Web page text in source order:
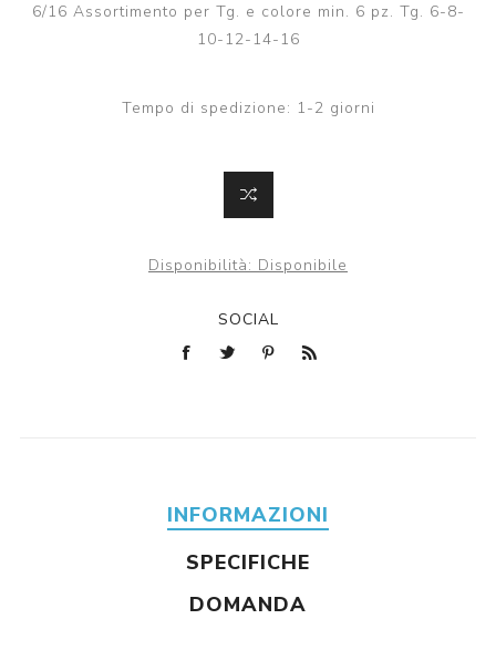
6/16 Assortimento per Tg. e colore min. 6 pz. Tg. 6-8-
10-12-14-16
Tempo di spedizione: 1-2 giorni
Disponibilità: Disponibile
SOCIAL
INFORMAZIONI
SPECIFICHE
DOMANDA